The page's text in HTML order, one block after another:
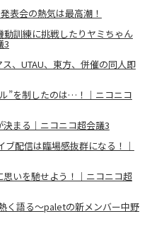
表会の熱気は最高潮！
訓練に挑戦したりヤミちゃん
3
、UTAU、東方、併催の同人即
”を制したのは…！｜ニコニコ
まる｜ニコニコ超会議3
ブ配信は臨場感抜群になる！｜
いを馳せよう！｜ニコニコ超
く語る〜paletの新メンバー中野